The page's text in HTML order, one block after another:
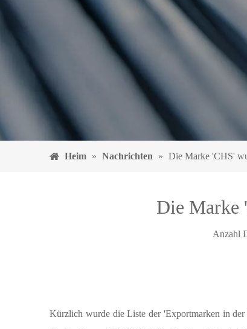
Heim » Nachrichten » Die Marke 'CHS'
Die Marke
Anzahl
Kürzlich wurde die Liste der 'Exportmarken in